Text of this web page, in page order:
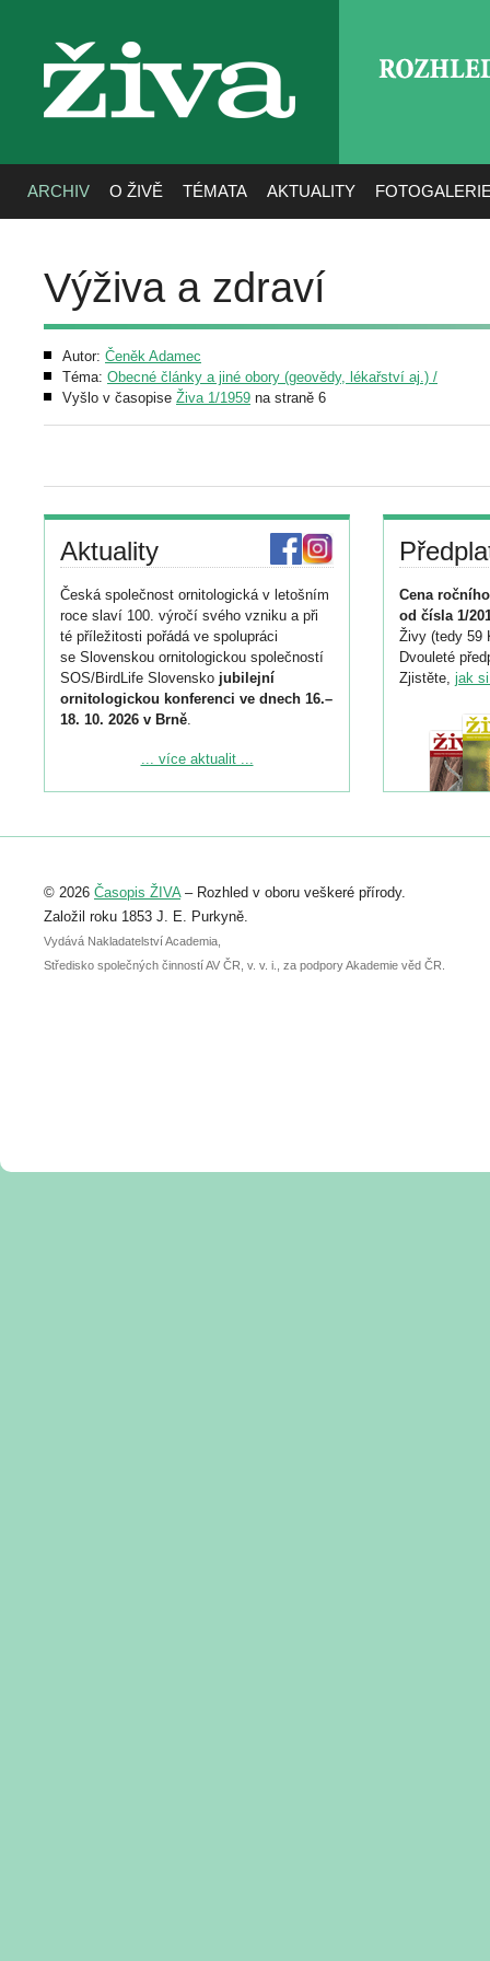
živa
ARCHIV O ŽIVĚ TÉMATA AKTUALITY
Výživa a zdraví
Autor: Čeněk Adamec
Téma: Obecné články a jiné obory (geovědy, lékařství aj.) /
Vyšlo v časopise Živa 1/1959 na straně 6
Aktuality
Česká společnost ornitologická v letošním
roce slaví 100. výročí svého vzniku a při
té příležitosti pořádá ve spolupráci
se Slovenskou ornitologickou společností
SOS/BirdLife Slovensko jubilejní
ornitologickou konferenci ve dnech 16.–
18. 10. 2026 v Brně.
Podrobnější informace ke konferenci
Registrovat se můžete do 6. září.
abstraktu přihlášené přednášky nebo
posteru je už 30. června.
... více aktualit ...
Cena
od čísla 1/
Živy (tedy 59
Dvouleté
Zjistěte, jak
© 2026 Časopis ŽIVA– Rozhled v oboru veškeré přírody.
Založil roku 1853 J. E. Purkyně.
Vydává Nakladatelství Academia,
Středisko společných činností AV ČR, v. v. i., za podpory Akademie věd ČR.